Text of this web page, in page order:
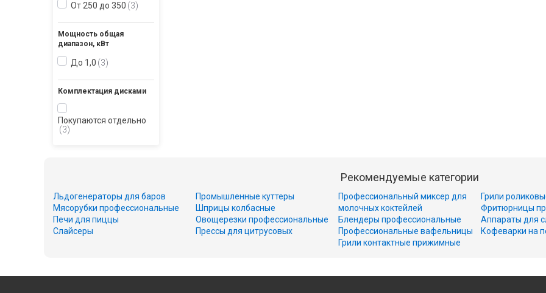
От 250 до 350 3
Мощность общая
диапазон, кВт
До 1,0 3
Комплектация дисками
Покупаются отдельно
3
Рекомендуемые категории
Льдогенераторы для баров
Мясорубки профессиональные
Печи для пиццы
Слайсеры
Промышленные куттеры
Шприцы колбасные
Овощерезки профессиональные
Прессы для цитрусовых
Профессиональный миксер для
молочных коктейлей
Блендеры профессиональные
Профессиональные вафельницы
Грили контактные прижимные
Грили
Фритюрницы
Аппараты для
Кофеварки на